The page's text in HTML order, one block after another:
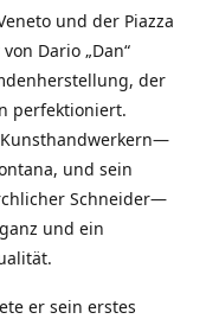
und der Piazza
Dario „Dan“
der
perfektioniert.
und sein
Schneider—
und ein
er sein erstes